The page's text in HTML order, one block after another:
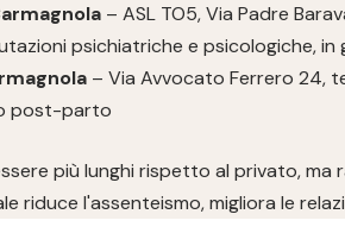
– ASL TO5, Via Padre
psichiatriche e psicologiche, in
– Via Avvocato Ferrero 24,
post-parto
più lunghi rispetto al privato,
riduce l'assenteismo, migliora le